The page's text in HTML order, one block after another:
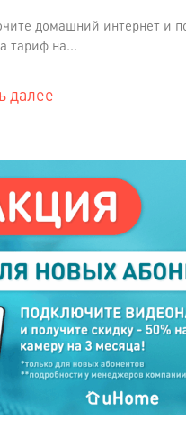
домашний интернет и
тариф на...
далее